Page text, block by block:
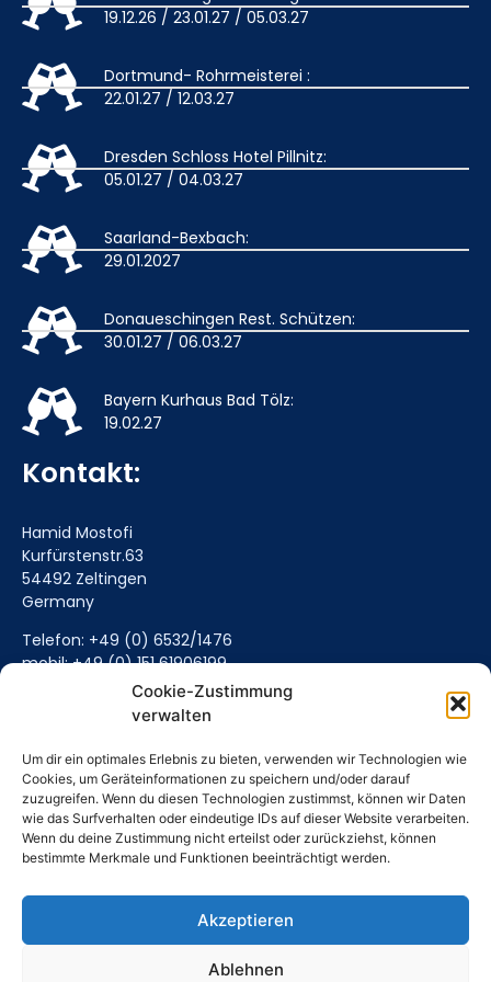
Cookie-Zustimmung
verwalten
Um dir ein optimales Erlebnis zu bieten, verwenden wir Technologien wie
Cookies, um Geräteinformationen zu speichern und/oder darauf
zuzugreifen. Wenn du diesen Technologien zustimmst, können wir Daten
wie das Surfverhalten oder eindeutige IDs auf dieser Website verarbeiten.
Wenn du deine Zustimmung nicht erteilst oder zurückziehst, können
bestimmte Merkmale und Funktionen beeinträchtigt werden.
Akzeptieren
Ablehnen
19.12.26 / 23.01.27 / 05.03.27
Dortmund- Rohrmeisterei :
22.01.27 / 12.03.27
Dresden Schloss Hotel Pillnitz:
05.01.27 / 04.03.27
Saarland-Bexbach:
29.01.2027
Donaueschingen Rest. Schützen:
30.01.27 / 06.03.27
Bayern Kurhaus Bad Tölz:
19.02.27
Kontakt:
Hamid Mostofi
Kurfürstenstr.63
54492 Zeltingen
Germany
Telefon: +49 (0) 6532/1476
mobil: +49 (0) 151 61906199
Mail senden (Hier klicken)